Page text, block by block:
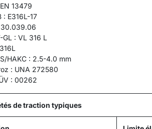
13479
: E316L-17
30.039.06
GL : VL 316 L
HAKC : 2.5-4.0 mm
: UNA 272580
: 00262
de traction typiques